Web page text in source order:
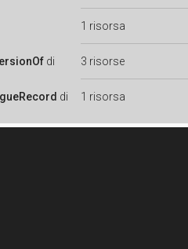
1 risorsa
di 3 risorse
di 1 risorsa